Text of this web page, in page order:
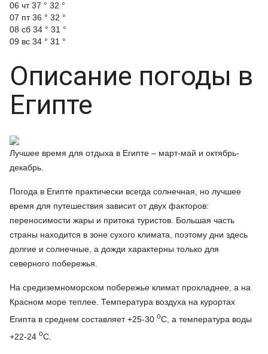
06 чт37 ° 32 °
07 пт36 ° 32 °
08 сб 34 ° 31 °
09 вс 34 ° 31 °
Описание погоды в
Египте
Лучшее время для отдыха в Египте – март-май и октябрь-
декабрь.
Погода в Египте практически всегда солнечная, но лучшее
время для путешествия зависит от двух факторов:
переносимости жары и притока туристов. Большая часть
страны находится в зоне сухого климата, поэтому дни здесь
долгие и солнечные, а дожди характерны только для
северного побережья.
На средиземноморском побережье климат прохладнее, а на
Красном море теплее. Температура воздуха на курортах
Египта в среднем составляет +25-30 oC, а температура воды
+22-24 oC.